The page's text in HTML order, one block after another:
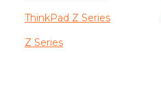
ThinkPad Z Series
Z Series